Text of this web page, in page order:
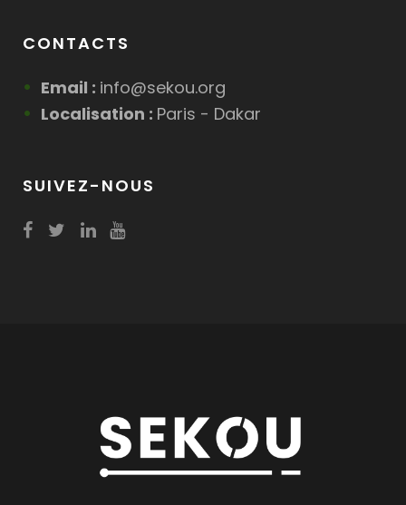
CONTACTS
Email : info@sekou.org
Localisation : Paris - Dakar
SUIVEZ-NOUS